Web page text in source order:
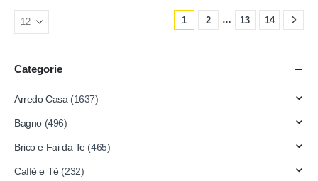
1 2 … 13 14
Categorie
Arredo Casa (1637)
Bagno (496)
Brico e Fai da Te (465)
Caffè e Tè (232)